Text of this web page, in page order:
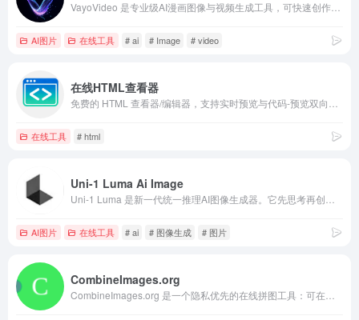
AI图片 在线工具 # ai # Image # video
在线HTML查看器
在线工具 # html
Uni-1 Luma Ai Image
AI图片 在线工具 # ai # 图像生成 # 图片
CombineImages.org